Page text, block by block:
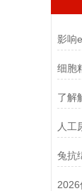
影响
细胞
了解
人工
兔抗
2026